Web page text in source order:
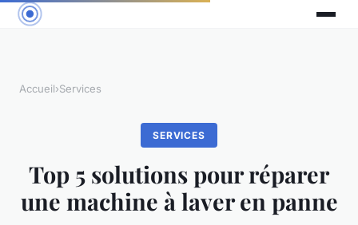
Accueil›Services
SERVICES
Top 5 solutions pour réparer
une machine à laver en panne